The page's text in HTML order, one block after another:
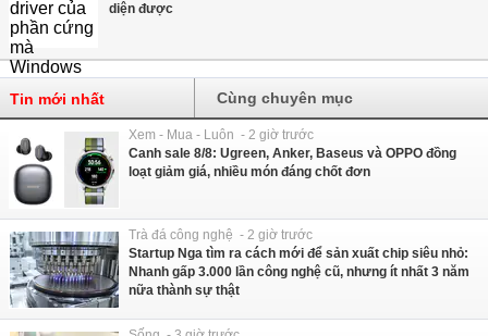
diện được
Tin mới nhất Cùng chuyên mục
Xem - Mua - Luôn - 2 giờ trước
Canh sale 8/8: Ugreen, Anker, Baseus và OPPO đồng
loạt giảm giá, nhiều món đáng chốt đơn
Trà đá công nghệ - 2 giờ trước
Startup Nga tìm ra cách mới để sản xuất chip siêu nhỏ:
Nhanh gấp 3.000 lần công nghệ cũ, nhưng ít nhất 3 năm
nữa thành sự thật